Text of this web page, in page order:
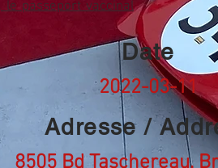
passeport vaccinal
Date
2022-03-11
Adresse /
8505 Bd Taschereau,